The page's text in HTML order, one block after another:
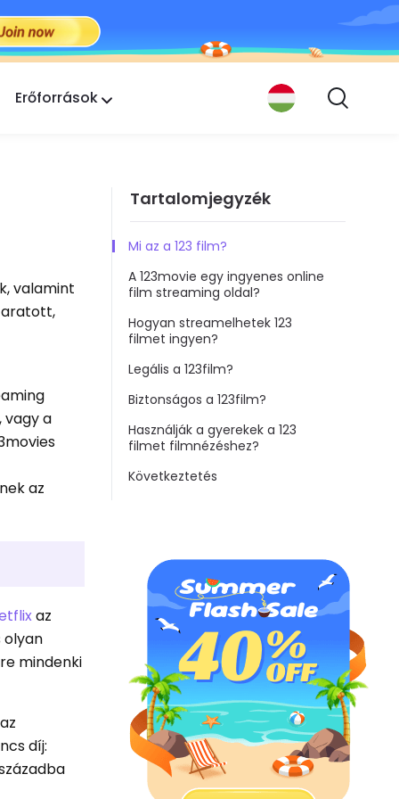
Erőforrások
valamint
aratott,
vagy a
az
az
olyan
mindenki
díj:
Tartalomjegyzék
Mi az a 123 film?
A 123movie egy ingyenes online
film streaming oldal?
Hogyan streamelhetek 123
filmet ingyen?
Legális a 123film?
Biztonságos a 123film?
Használják a gyerekek a 123
filmet filmnézéshez?
Következtetés